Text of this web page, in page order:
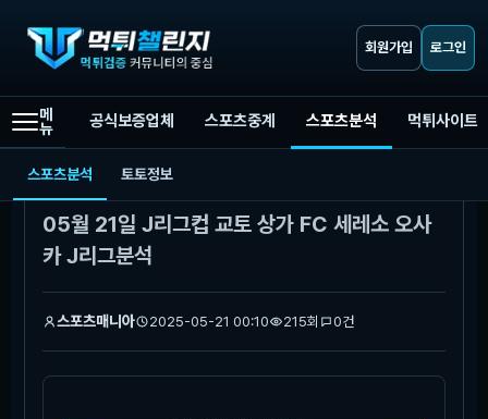
회원가입 로그인
메
뉴
공식보증업체 스포츠중계 스포츠분석 먹튀사이트
스포츠분석 토토정보
먹튀챌린지 스포츠분석
05월 21일 J리그컵 교토 상가 FC 세레소 오사
카 J리그분석
스포츠매니아 2025-05-21 00:10 215회 0건
본문